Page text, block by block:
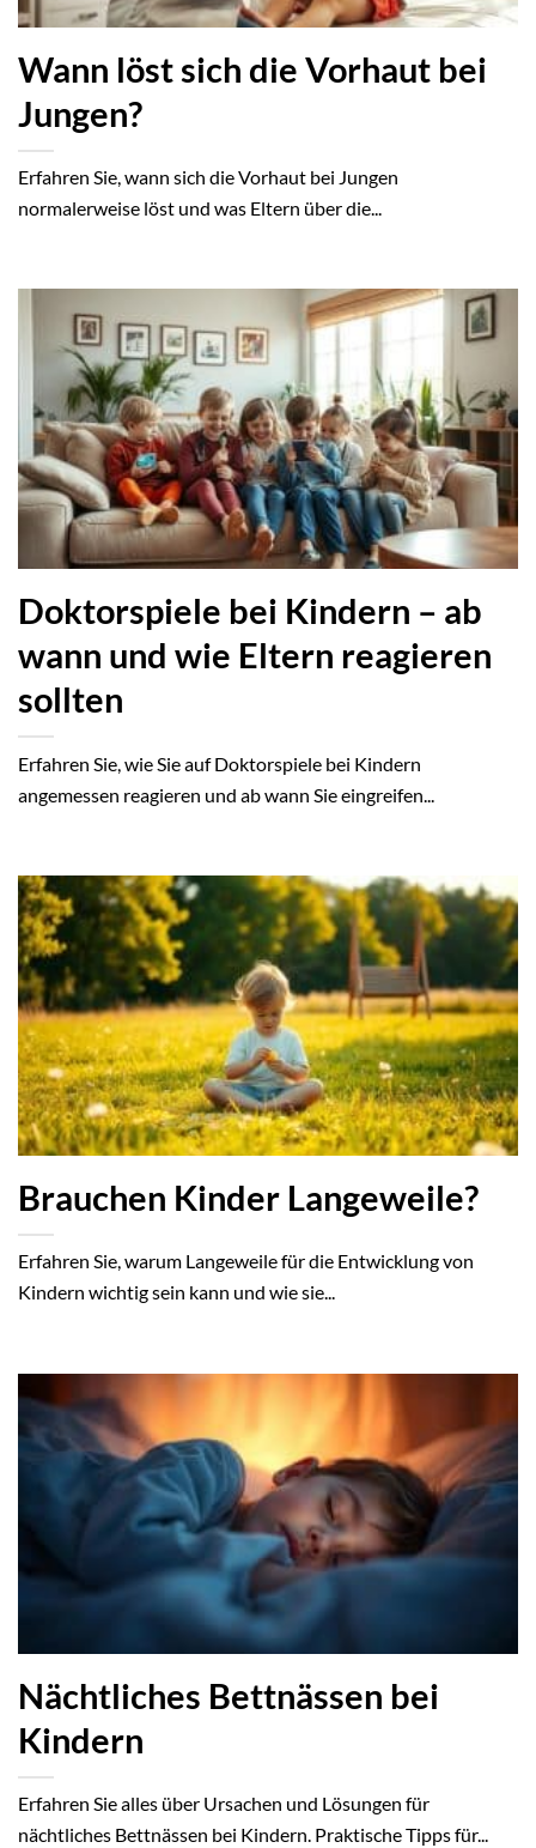
Wann löst sich die Vorhaut bei
Jungen?
Erfahren Sie, wann sich die Vorhaut bei Jungen
normalerweise löst und was Eltern über die...
Doktorspiele bei Kindern – ab
wann und wie Eltern reagieren
sollten
Erfahren Sie, wie Sie auf Doktorspiele bei Kindern
angemessen reagieren und ab wann Sie eingreifen...
Brauchen Kinder Langeweile?
Erfahren Sie, warum Langeweile für die Entwicklung von
Kindern wichtig sein kann und wie sie...
Nächtliches Bettnässen bei
Kindern
Erfahren Sie alles über Ursachen und Lösungen für
nächtliches Bettnässen bei Kindern. Praktische Tipps für...